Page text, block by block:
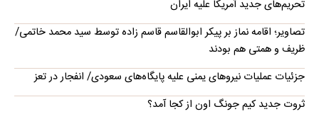
تحریم‌های جدید آمریکا علیه ایران
تصاویر؛ اقامه نماز بر پیکر ابوالقاسم قاسم زاده توسط سید محمد خاتمی/
ظریف و همتی هم بودند
جزئیات عملیات نیروهای یمنی علیه پایگاه‌های سعودی/ انفجار در تعز
ثروت جدید کیم جونگ اون از کجا آمد؟